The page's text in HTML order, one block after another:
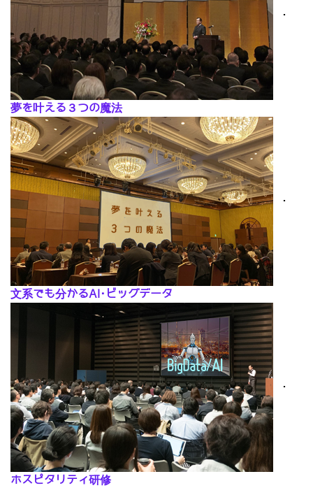
･
夢を叶える３つの魔法
･
文系でも分かるAI･ビッグデータ
･
ホスピタリティ研修